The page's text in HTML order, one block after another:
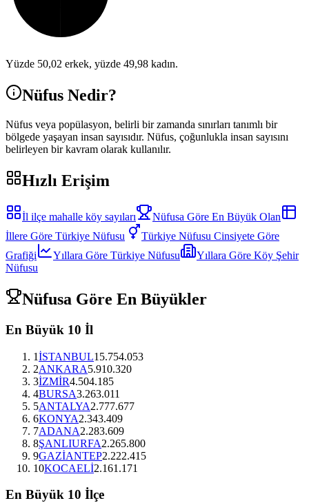
Yüzde 50,02 erkek, yüzde 49,98 kadın.
Nüfus Nedir?
Nüfus veya popülasyon, belirli bir zamanda sınırları tanımlı bir
bölgede yaşayan insan sayısıdır. Nüfus, çoğunlukla insan sayısını
belirleyen bir kavram olarak kullanılır.
Hızlı Erişim
İl ilçe mahalle köy sayıları
Nüfusa Göre En Büyük Olan
İllere Göre Türkiye Nüfusu
Türkiye Nüfusu Cinsiyete Göre
Grafiği
Yıllara Göre Türkiye Nüfusu
Yıllara Göre Köy Şehir
Nüfusu
Nüfusa Göre En Büyükler
En Büyük 10 İl
1İSTANBUL15.754.053
2ANKARA5.910.320
3İZMİR4.504.185
4BURSA3.263.011
5ANTALYA2.777.677
6KONYA2.343.409
7ADANA2.283.609
8ŞANLIURFA2.265.800
9GAZİANTEP2.222.415
10KOCAELİ2.161.171
En Büyük 10 İlçe